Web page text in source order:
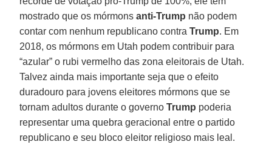
mostrado que os mórmonsanti-Trump não podem
contar com nenhum republicano contraTrump. Em
2018, os mórmons em Utah podem contribuir para
“azular” o rubi vermelho das zona eleitorais de Utah.
Talvez ainda mais importante seja que o efeito
duradouro para jovens eleitores mórmons que se
tornam adultos durante o governoTrump poderia
representar uma quebra geracional entre o partido
republicano e seu bloco eleitor religioso mais leal.